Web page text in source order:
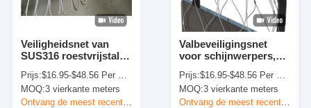
Veiligheidsnet van
SUS316 roestvrijstalen
maritieme
schijnwerpers
Prijs:$16.95-$48.56 Per Square Meter
MOQ:3 vierkante meters
Ontvang de meest recente Prijs
Valbeveiligingsnet
voor schijnwerpers,
Prijs:$16.95-$48.56 Per Square Meter
MOQ:3 vierkante meters